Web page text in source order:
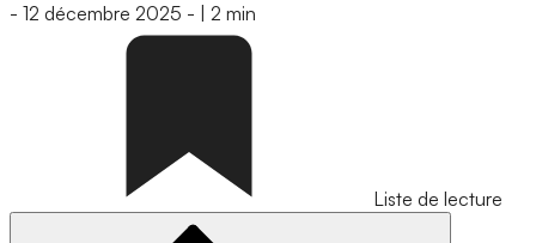
- 12 décembre 2025 - 2 min
Liste de lecture